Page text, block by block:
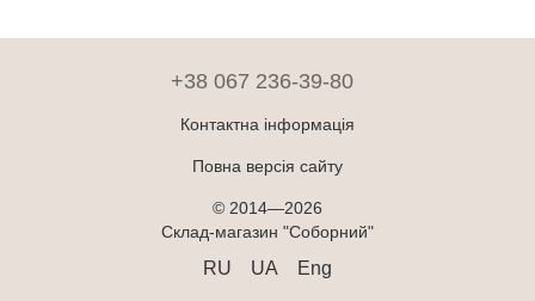
+38 067 236-39-80
Контактна інформація
Повна версія сайту
© 2014—2026
Склад-магазин "Соборний"
RU UA Eng